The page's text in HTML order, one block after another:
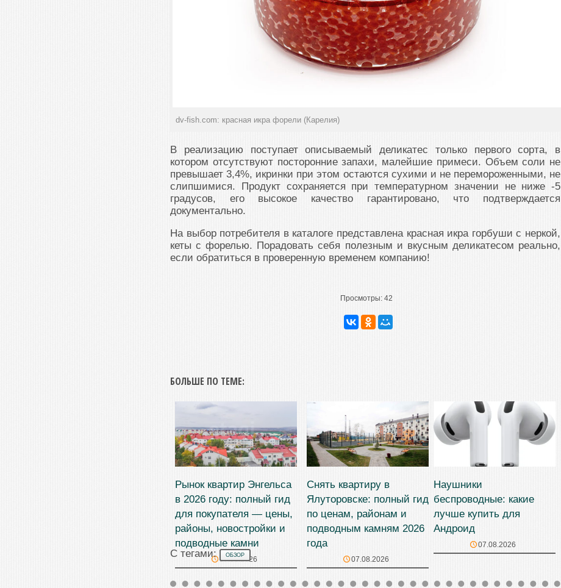
dv-fish.com: красная икра форели (Карелия)
В реализацию поступает описываемый деликатес только первого сорта, в
котором отсутствуют посторонние запахи, малейшие примеси. Объем соли не
превышает 3,4%, икринки при этом остаются сухими и не перемороженными, не
слипшимися. Продукт сохраняется при температурном значении не ниже -5
градусов, его высокое качество гарантировано, что подтверждается
документально.
На выбор потребителя в каталоге представлена красная икра горбуши с неркой,
кеты с форелью. Порадовать себя полезным и вкусным деликатесом реально,
если обратиться в проверенную временем компанию!
Просмотры: 42
БОЛЬШЕ ПО ТЕМЕ:
Рынок квартир Энгельса
в 2026 году: полный гид
для покупателя — цены,
районы, новостройки и
подводные камни
07.08.2026
Снять квартиру в
Ялуторовске: полный гид
по ценам, районам и
подводным камням 2026
года
07.08.2026
Наушники
беспроводные: какие
лучше купить для
Андроид
07.08.2026
С тегами: ОБЗОР